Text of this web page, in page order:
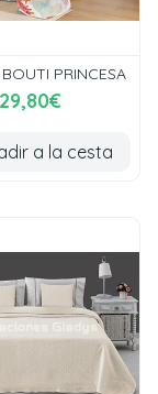
PRINCESA
29,80€
a la cesta